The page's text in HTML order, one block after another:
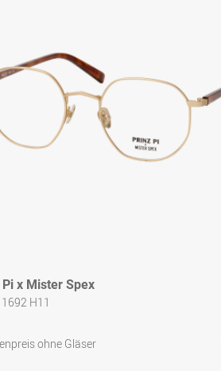
x Mister Spex
H11
ohne Gläser